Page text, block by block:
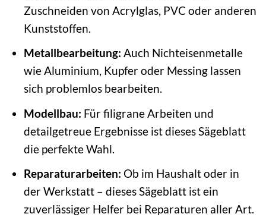
Zuschneiden von Acrylglas, PVC oder anderen
Kunststoffen.
Metallbearbeitung: Auch Nichteisenmetalle
wie Aluminium, Kupfer oder Messing lassen
sich problemlos bearbeiten.
Modellbau: Für filigrane Arbeiten und
detailgetreue Ergebnisse ist dieses Sägeblatt
die perfekte Wahl.
Reparaturarbeiten: Ob im Haushalt oder in
der Werkstatt – dieses Sägeblatt ist ein
zuverlässiger Helfer bei Reparaturen aller Art.